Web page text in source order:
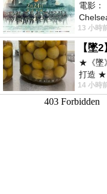
電影：
好 因
13 小時
【墜
★《墜
打造 ★
14 小時